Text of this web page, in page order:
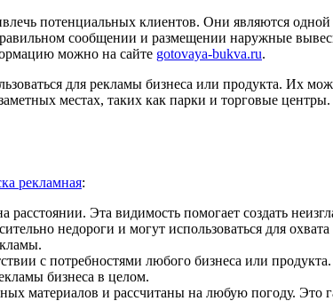
потенциальных клиентов. Они являются одной
сообщении и размещении наружные
можно на сайте gotovaya-bukva.ru.
для рекламы бизнеса или продукта. Их
местах, таких как парки и торговые центры.
рекламная:
Эта видимость помогает создать
недороги и могут использоваться для
с потребностями любого бизнеса или
бизнеса в целом.
материалов и рассчитаны на любую погоду. Это